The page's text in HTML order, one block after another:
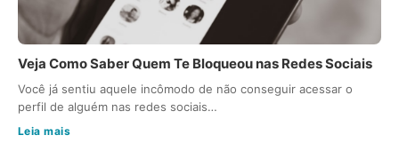
Veja Como Saber Quem Te Bloqueou nas Redes Sociais
Você já sentiu aquele incômodo de não conseguir acessar o
perfil de alguém nas redes sociais…
Leia mais